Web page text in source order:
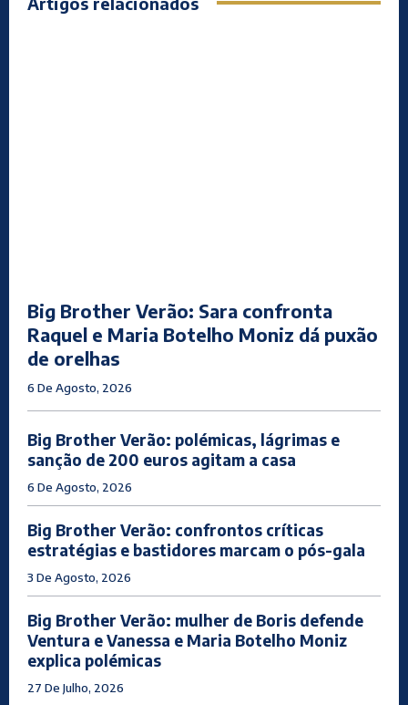
Big Brother Verão: Sara confronta
Raquel e Maria Botelho Moniz dá puxão
de orelhas
6 De Agosto, 2026
Big Brother Verão: polémicas, lágrimas e
sanção de 200 euros agitam a casa
6 De Agosto, 2026
Big Brother Verão: confrontos críticas
estratégias e bastidores marcam o pós-gala
3 De Agosto, 2026
Big Brother Verão: mulher de Boris defende
Ventura e Vanessa e Maria Botelho Moniz
explica polémicas
27 De Julho, 2026